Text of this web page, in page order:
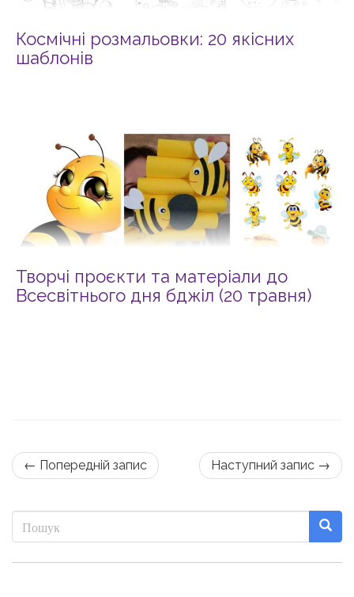
Космічні розмальовки: 20 якісних
шаблонів
Творчі проєкти та матеріали до
Всесвітнього дня бджіл (20 травня)
← Попередній запис Наступний запис →